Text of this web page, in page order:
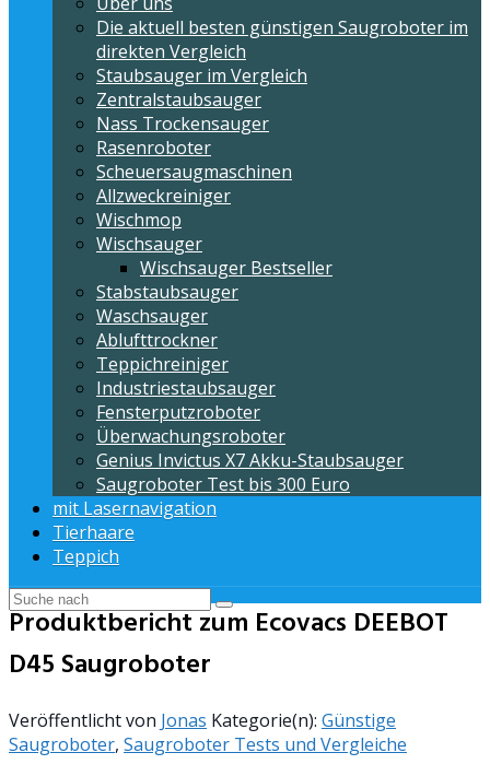
Die aktuell besten günstigen Saugroboter im
direkten Vergleich
Staubsauger im Vergleich
Zentralstaubsauger
Nass Trockensauger
Rasenroboter
Scheuersaugmaschinen
Allzweckreiniger
Wischmop
Wischsauger
Wischsauger Bestseller
Stabstaubsauger
Waschsauger
Ablufttrockner
Teppichreiniger
Industriestaubsauger
Fensterputzroboter
Überwachungsroboter
Genius Invictus X7 Akku-Staubsauger
Saugroboter Test bis 300 Euro
mit Lasernavigation
Tierhaare
Teppich
Produktbericht zum Ecovacs DEEBOT
D45 Saugroboter
Veröffentlicht von Jonas Kategorie(n): Günstige
Saugroboter, Saugroboter Tests und Vergleiche